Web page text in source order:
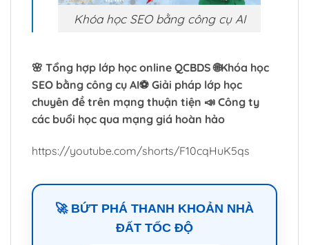
Khóa học SEO bằng công cụ AI
🌸 Tổng hợp lớp học online QCBDS 🌐Khóa học
SEO bằng công cụ AI⚽ Giải pháp lớp học
chuyên đề trên mạng thuận tiện 📣 Công ty
các buổi học qua mạng giá hoàn hảo
https://youtube.com/shorts/F10cqHuK5qs
🚀 BỨT PHÁ THANH KHOẢN NHÀ
ĐẤT TỐC ĐỘ